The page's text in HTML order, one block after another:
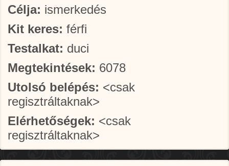
Célja: ismerkedés
Kit keres: férfi
Testalkat: duci
Megtekintések: 6078
Utolsó belépés: <csak
regisztráltaknak>
Elérhetőségek: <csak
regisztráltaknak>